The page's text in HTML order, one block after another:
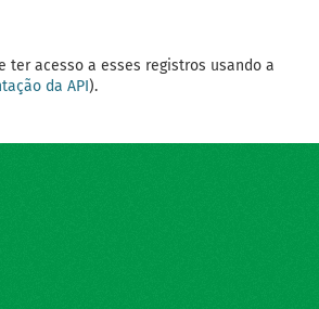
ter acesso a esses registros usando a
da API).